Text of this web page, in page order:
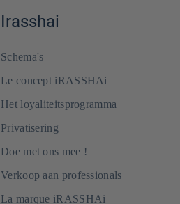
Irasshai
Schema's
Le concept iRASSHAi
Het loyaliteitsprogramma
Privatisering
Doe met ons mee !
Verkoop aan professionals
La marque iRASSHAi